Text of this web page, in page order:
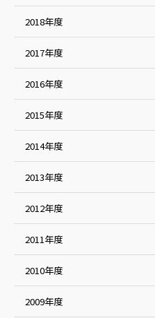
2018年度
2017年度
2016年度
2015年度
2014年度
2013年度
2012年度
2011年度
2010年度
2009年度